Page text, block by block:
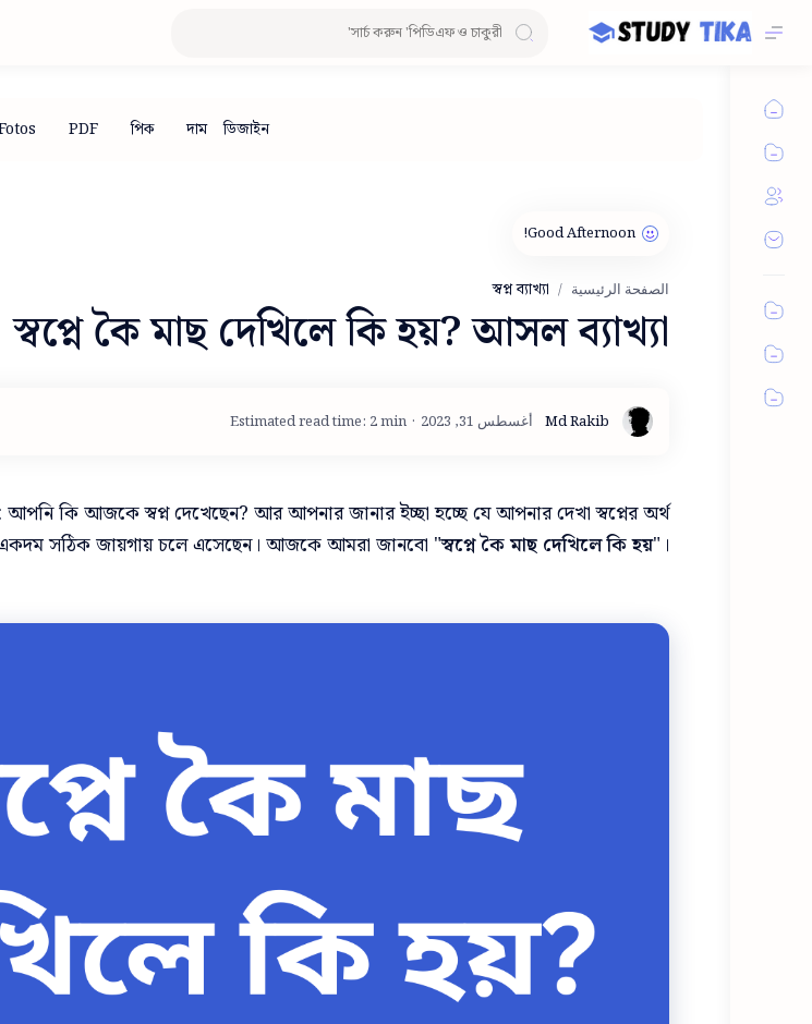
الصفحة الرئيسية স্বপ্ন ব্যাখ্যা
স্বপ্নে কৈ মাছ দেখিলে কি হয়? আসল ব্যাখ্যা
Estimated read time: 2 min
আপনি কি আজকে স্বপ্ন দেখেছেন? আর আপনার জানার ইচ্ছা হচ্ছে যে আপনার দেখা স্বপ্নের অর্থ
সঠিক জায়গায় চলে এসেছেন। আজকে আমরা জানবো "স্বপ্নে কৈ মাছ দেখিলে কি হয়"।